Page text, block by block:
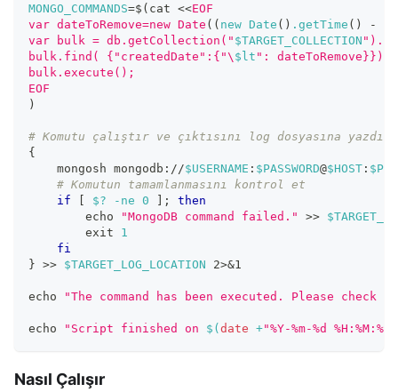
MONGO_COMMANDS=$( cat <<EOF
var dateToRemove=new Date (( new Date ( ) .getTime ( ) -
var bulk = db.getCollection(" $TARGET_COLLECTION
bulk.find( {"createdDate":{"\ $lt ":
bulk.execute();
EOF
)
# Komutu çalıştır ve çıktısını log dosyasına yazdır
{
    mongosh mongodb://
$USERNAME : $PASSWORD@$HOST :
# Komutun tamamlanmasını kontrol et
if
$? -ne 0 ;
then
echo
"MongoDB command failed." >>
exit
1
fi
} >> $TARGET_LOG_LOCATION 2>&1
echo "The command has been executed. Please
echo "Script finished on $( date +"%Y-%m-%d %H:%M:%S"
Nasıl Çalışır